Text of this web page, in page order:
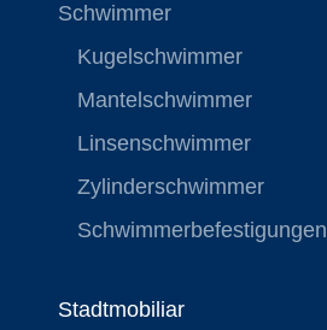
Schwimmer
Kugelschwimmer
Mantelschwimmer
Linsenschwimmer
Zylinderschwimmer
Schwimmerbefestigungen
Stadtmobiliar